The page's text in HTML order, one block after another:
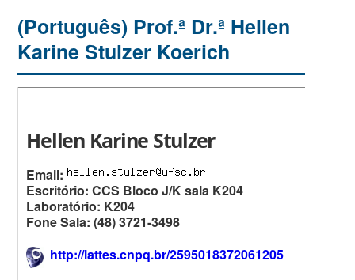
(Português) Prof.ª Dr.ª Hellen
Karine Stulzer Koerich
Hellen Karine Stulzer
Email:
Escritório:CCS Bloco J/K sala K204
Laboratório: K204
Fone Sala: (48) 3721-3498
http://lattes.cnpq.br/2595018372061205